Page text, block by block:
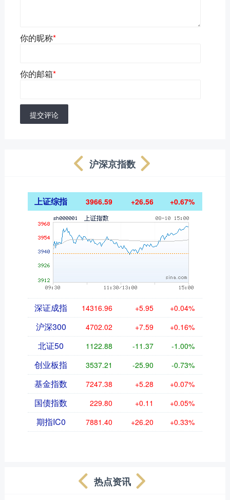
你的昵称*
你的邮箱*
提交评论
沪深京指数
上证综指 3966.59 +26.56 +0.67%
深证成指 14316.96 +5.95 +0.04%
沪深300 4702.02 +7.59 +0.16%
北证50 1122.88 -11.37 -1.00%
创业板指 3537.21 -25.90 -0.73%
基金指数 7247.38 +5.28 +0.07%
国债指数 229.80 +0.11 +0.05%
期指IC0 7881.40 +26.20 +0.33%
热点资讯